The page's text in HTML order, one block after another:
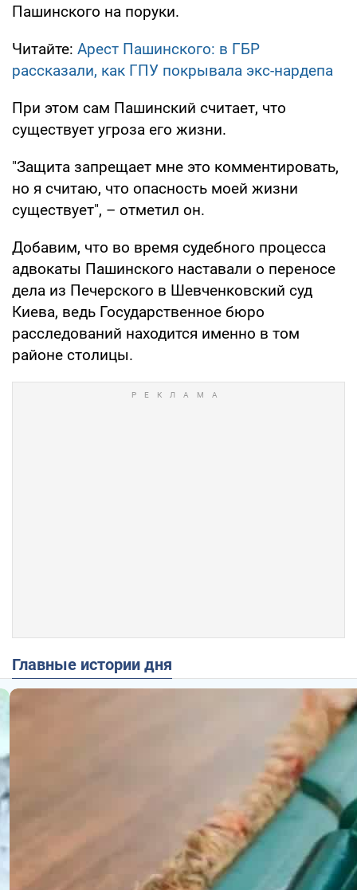
Пашинского на поруки.
Читайте: Арест Пашинского: в ГБР
рассказали, как ГПУ покрывала экс-нардепа
При этом сам Пашинский считает, что
существует угроза его жизни.
"Защита запрещает мне это комментировать,
но я считаю, что опасность моей жизни
существует", – отметил он.
Добавим, что во время судебного процесса
адвокаты Пашинского наставали о переносе
дела из Печерского в Шевченковский суд
Киева, ведь Государственное бюро
расследований находится именно в том
районе столицы.
Главные истории дня